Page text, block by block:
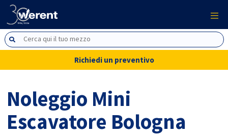
Richiedi un preventivo
Noleggio Mini
Escavatore Bologna